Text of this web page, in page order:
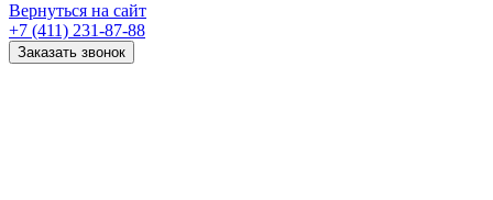
Вернуться на сайт
+7 (411) 231-87-88
Заказать звонок